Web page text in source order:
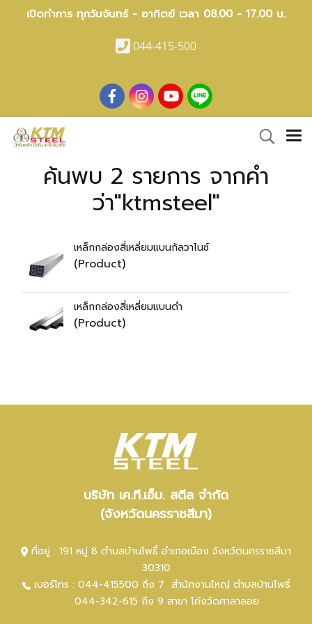
เปิดทำการ ทุกวันจันทร์ - อาทิตย์ เวลา 08.00 - 17.00 น.
044-415-500
ค้นพบ 2 รายการ จากคำ
ว่า"ktmsteel"
เหล็กกล่องสี่เหลี่ยมแบนกัลวาไนซ์
(Product)
เหล็กกล่องสี่เหลี่ยมแบนดำ
(Product)
บริษัท เค.ที.เอ็ม. สตีล จำกัด
(จังหวัดนครราชสีมา)
ที่อยู่ : 191 หมู่ 8 ตำบลบ้านโพธิ์ อำเภอเมือง จังหวัดนครราชสีมา
30310
เบอร์โทร : 044-415500 ถึง 7 สำนักงานใหญ่ ตำบลบ้านโพธิ์
044-342-615 ถึง 9 สาขา โค้งวัดศาลาลอย